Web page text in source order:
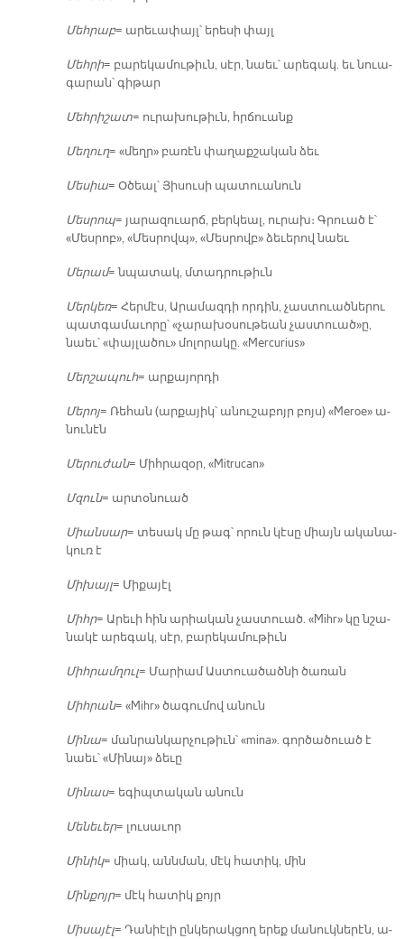
Մեհ­րաբ= ա­րե­ւա­փայլ՝ ե­րե­սի փայլ
Մեհ­րի= բա­րե­կա­մու­թիւն, սէր, նաեւ՝ ա­րե­գակ. եւ նուա­
գա­րան՝ գի­թար
Մեհ­րի­շատ= ու­րա­խու­թիւն, հրճուանք
Մե­ղուղ= «մեղր» բա­ռէն փա­ղաք­շա­կան ձեւ
Մե­սիա= Օ­ծեալ՝ Յի­սու­սի պա­տուա­նուն
Մես­րոպ= յա­րա­զուարճ, բեր­կեալ, ու­րախ։ Գրուած է՝
«Մես­րոբ», «Մես­րովպ», «Մես­րովբ» ձե­ւե­րով նաեւ
Մե­րամ= նպա­տակ, մտադ­րու­թիւն
Մեր­կեռ= Հեր­մէս, Ա­րա­մազ­դի որ­դին, չաս­տուած­նե­րու
պատ­գա­մա­ւո­րը՝ «չա­րա­խօ­սու­թեան չաս­տուած»ը,
նաեւ՝ «փայ­լա­ծու» մո­լո­րա­կը. «Mercurius»
Մեր­շա­պուհ= ար­քա­յոր­դի
Մե­րոյ= Ռե­հան (ար­քա­յիկ՝ ա­նու­շա­բոյր բոյս) «Meroe» ա­
նու­նէն
Մե­րու­ժան= Միհ­րա­զօր, «Mitrucan»
Մզուն= ար­տօ­նուած
Միան­սար= տե­սակ մը թագ՝ ո­րուն կէ­սը միայն ա­կա­նա­
կուռ է
Մի­խայլ= Մի­քա­յէլ
Միհր= Ա­րե­ւի հին ա­րիա­կան չաս­տուած. «Mihr» կը նշա­
նա­կէ ա­րե­գակ, սէր, բա­րե­կա­մու­թիւն
Միհ­րամ­ղուլ= Մա­րիամ Աս­տուա­ծած­նի ծա­ռան
Միհ­րան= «Mihr» ծա­գու­մով ա­նուն
Մի­նա= ման­րան­կար­չու­թիւն՝ «mina». գոր­ծա­ծուած է
նաեւ՝ «Մի­նայ» ձե­ւը
Մի­նաս= ե­գիպ­տա­կան ա­նուն
Մե­նե­ւեր= լու­սա­ւոր
Մի­նիկ= միակ, անն­ման, մէկ հա­տիկ, մին
Մին­քոյր= մէկ հա­տիկ քոյր
Մի­սա­յէլ= Դա­նիէ­լի ըն­կե­րակ­ցող ե­րեք մա­նուկ­նե­րէն, ա­